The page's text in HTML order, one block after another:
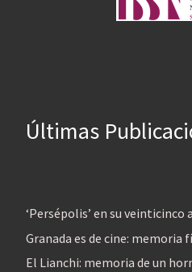
Últimas
‘Persépolis’ en su veinticinco
Granada es de cine: memoria
El Lianchi: memoria de un